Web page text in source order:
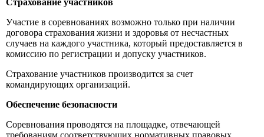
Страхование участников
Участие в соревнованиях возможно только при наличии
договора страхования жизни и здоровья от несчастных
случаев на каждого участника, который предоставляется в
комиссию по регистрации и допуску участников.
Страхование участников производится за счет
командирующих организаций.
Обеспечение безопасности
Соревнования проводятся на площадке, отвечающей